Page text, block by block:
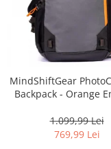
MindShiftGear
Backpack - Orange
1.099,99 Lei
769,99 Lei